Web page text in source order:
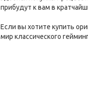
прибудут к вам в
Если вы хотите купить
мир классического